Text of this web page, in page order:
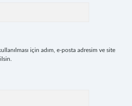
için adım, e-posta adresim ve site